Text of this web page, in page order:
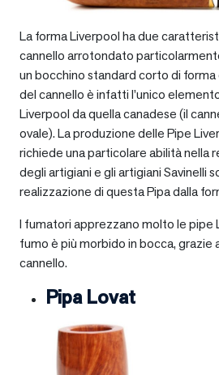
La forma Liverpool ha due
cannello arrotondato
un bocchino standard corto di
del cannello è infatti l’unico
Liverpool da quella canadese (il
ovale). La produzione delle Pipe
richiede una particolare abilità nella
degli artigiani e gli artigiani Savinelli
realizzazione di questa Pipa dalla
I fumatori apprezzano molto le pipe
fumo è più morbido in bocca, grazie
cannello.
Pipa Lovat